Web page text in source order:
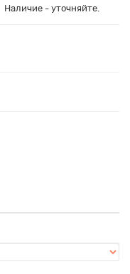
Наличие - уточняйте.